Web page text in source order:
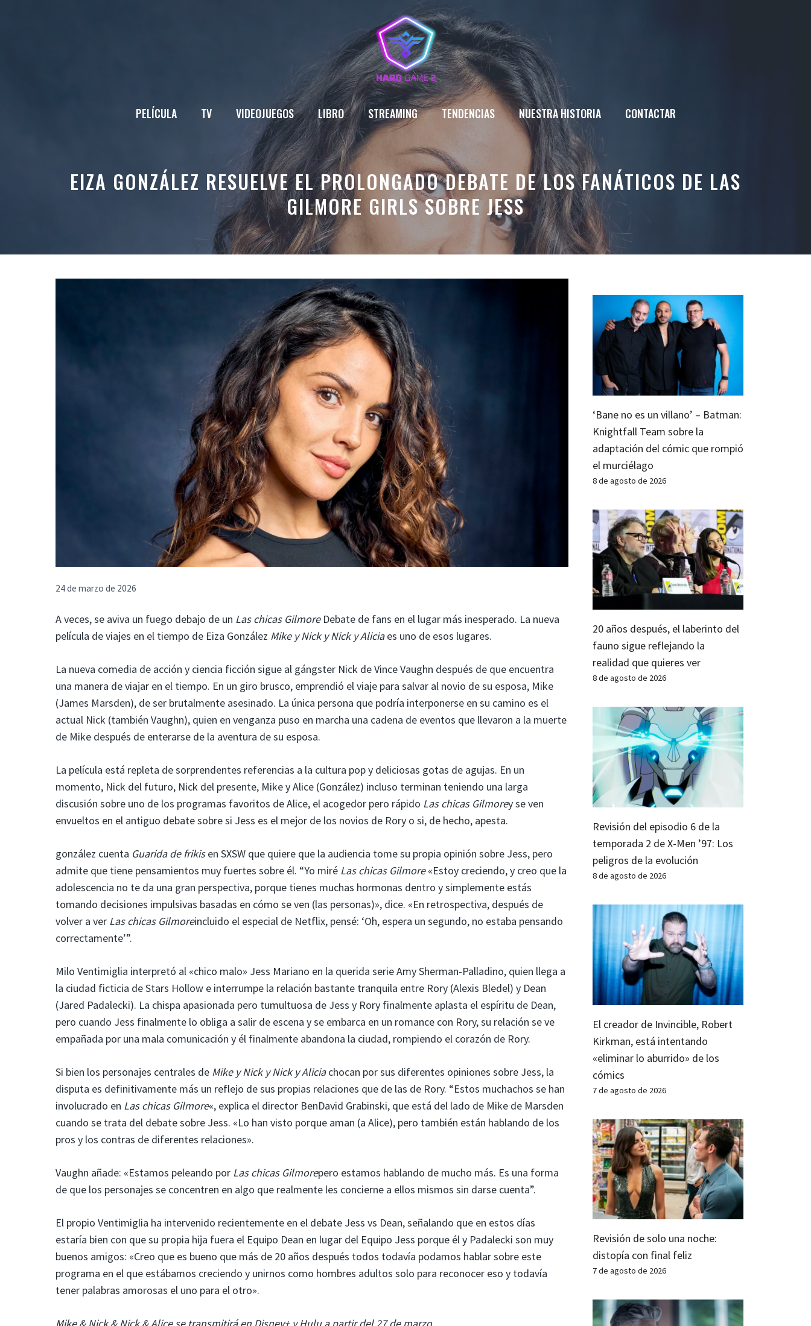
PELÍCULA TV VIDEOJUEGOS LIBRO STREAMING TENDENCIAS NUESTRA HISTORIA CONTACTAR
EIZA GONZÁLEZ RESUELVE EL PROLONGADO DEBATE DE LOS FANÁTICOS DE LAS
GILMORE GIRLS SOBRE JESS
24 de marzo de 2026
A veces, se aviva un fuego debajo de un Las chicas GilmoreDebate de fans en el lugar más inesperado. La nueva
película de viajes en el tiempo de Eiza González Mike y Nick y Nick y Aliciaes uno de esos lugares.
La nueva comedia de acción y ciencia ficción sigue al gángster Nick de Vince Vaughn después de que encuentra
una manera de viajar en el tiempo. En un giro brusco, emprendió el viaje para salvar al novio de su esposa, Mike
(James Marsden), de ser brutalmente asesinado. La única persona que podría interponerse en su camino es el
actual Nick (también Vaughn), quien en venganza puso en marcha una cadena de eventos que llevaron a la muerte
de Mike después de enterarse de la aventura de su esposa.
La película está repleta de sorprendentes referencias a la cultura pop y deliciosas gotas de agujas. En un
momento, Nick del futuro, Nick del presente, Mike y Alice (González) incluso terminan teniendo una larga
discusión sobre uno de los programas favoritos de Alice, el acogedor pero rápido Las chicas Gilmorey se ven
envueltos en el antiguo debate sobre si Jess es el mejor de los novios de Rory o si, de hecho, apesta.
gonzález cuenta Guarida de frikisen SXSW que quiere que la audiencia tome su propia opinión sobre Jess, pero
admite que tiene pensamientos muy fuertes sobre él. “Yo miré Las chicas Gilmore«Estoy creciendo, y creo que la
adolescencia no te da una gran perspectiva, porque tienes muchas hormonas dentro y simplemente estás
tomando decisiones impulsivas basadas en cómo se ven (las personas)», dice. «En retrospectiva, después de
volver a ver Las chicas Gilmoreincluido el especial de Netflix, pensé: ‘Oh, espera un segundo, no estaba pensando
correctamente’”.
Milo Ventimiglia interpretó al «chico malo» Jess Mariano en la querida serie Amy Sherman-Palladino, quien llega a
la ciudad ficticia de Stars Hollow e interrumpe la relación bastante tranquila entre Rory (Alexis Bledel) y Dean
(Jared Padalecki). La chispa apasionada pero tumultuosa de Jess y Rory finalmente aplasta el espíritu de Dean,
pero cuando Jess finalmente lo obliga a salir de escena y se embarca en un romance con Rory, su relación se ve
empañada por una mala comunicación y él finalmente abandona la ciudad, rompiendo el corazón de Rory.
Si bien los personajes centrales de Mike y Nick y Nick y Aliciachocan por sus diferentes opiniones sobre Jess, la
disputa es definitivamente más un reflejo de sus propias relaciones que de las de Rory. “Estos muchachos se han
involucrado en Las chicas Gilmore«, explica el director BenDavid Grabinski, que está del lado de Mike de Marsden
cuando se trata del debate sobre Jess. «Lo han visto porque aman (a Alice), pero también están hablando de los
pros y los contras de diferentes relaciones».
Vaughn añade: «Estamos peleando por Las chicas Gilmorepero estamos hablando de mucho más. Es una forma
de que los personajes se concentren en algo que realmente les concierne a ellos mismos sin darse cuenta”.
El propio Ventimiglia ha intervenido recientemente en el debate Jess vs Dean, señalando que en estos días
estaría bien con que su propia hija fuera el Equipo Dean en lugar del Equipo Jess porque él y Padalecki son muy
buenos amigos: «Creo que es bueno que más de 20 años después todos todavía podamos hablar sobre este
programa en el que estábamos creciendo y unirnos como hombres adultos solo para reconocer eso y todavía
tener palabras amorosas el uno para el otro».
Mike & Nick & Nick & Alice se transmitirá en Disney+ y Hulu a partir del 27 de marzo.
‘Bane no es un villano’ – Batman:
Knightfall Team sobre la
adaptación del cómic que rompió
el murciélago
8 de agosto de 2026
20 años después, el laberinto del
fauno sigue reflejando la
realidad que quieres ver
8 de agosto de 2026
Revisión del episodio 6 de la
temporada 2 de X-Men ’97: Los
peligros de la evolución
8 de agosto de 2026
El creador de Invincible, Robert
Kirkman, está intentando
«eliminar lo aburrido» de los
cómics
7 de agosto de 2026
Revisión de solo una noche:
distopía con final feliz
7 de agosto de 2026